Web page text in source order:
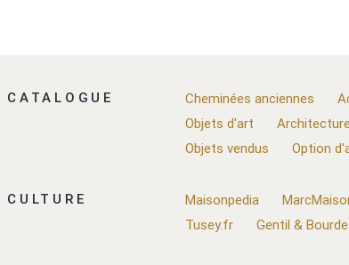
CATALOGUE Cheminées anciennes
Objets d'art
Objets vendus
Option
CULTURE Maisonpedia
Tusey.fr
Gentil &